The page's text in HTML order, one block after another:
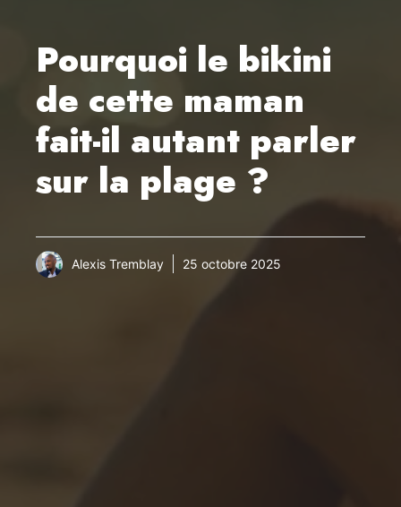
Pourquoi le bikini
de cette maman
fait-il autant parler
sur la plage ?
Alexis Tremblay 25 octobre 2025